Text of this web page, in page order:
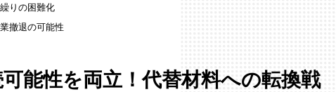
りの困難化
撤退の可能性
能性を両立！代替材料への転換戦